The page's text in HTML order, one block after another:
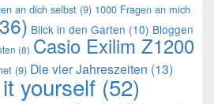
an dich selbst (9) 1000 Fragen an mich
Blick in den Garten (10) Bloggen
(8) Casio Exilim Z1200
(9) Die vier Jahreszeiten (13)
yourself (52)